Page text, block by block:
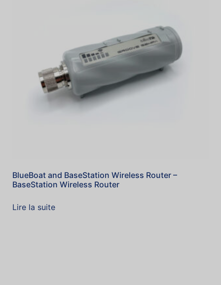
BlueBoat and BaseStation Wireless Router –
BaseStation Wireless Router
Lire la suite